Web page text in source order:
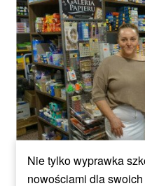
Nie tylko wyprawka
nowościami dla